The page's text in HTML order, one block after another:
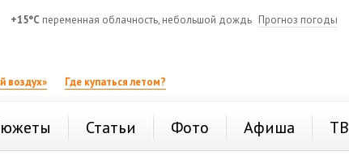
+15°C переменная облачность, небольшой дождь Прогноз погоды
воздух» Где купаться летом?
Статьи Фото Афиша ТВ